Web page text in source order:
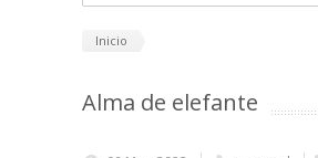
Inicio
Alma de elefante